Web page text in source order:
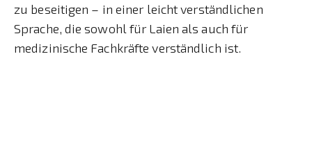
zu beseitigen – in einer leicht verständlichen
Sprache, die sowohl für Laien als auch für
medizinische Fachkräfte verständlich ist.